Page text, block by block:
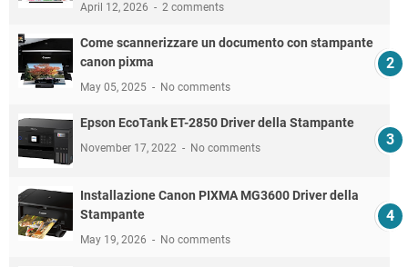
April 12, 2026 2 comments
Come scannerizzare un documento con stampante
canon pixma
May 05, 2025 No comments
Epson EcoTank ET-2850 Driver della Stampante
November 17, 2022 No comments
Installazione Canon PIXMA MG3600 Driver della
Stampante
May 19, 2026 No comments